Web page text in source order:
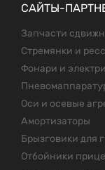
САЙТЫ-
Запчасти
Стремянки и
Фонари и
Оси и осевые
Амортизаторы
Брызговики для
Отбойники